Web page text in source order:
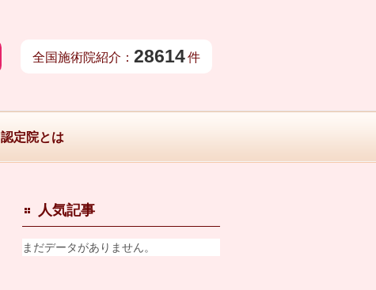
全国施術院紹介： 28614件
認定院とは
人気記事
まだデータがありません。